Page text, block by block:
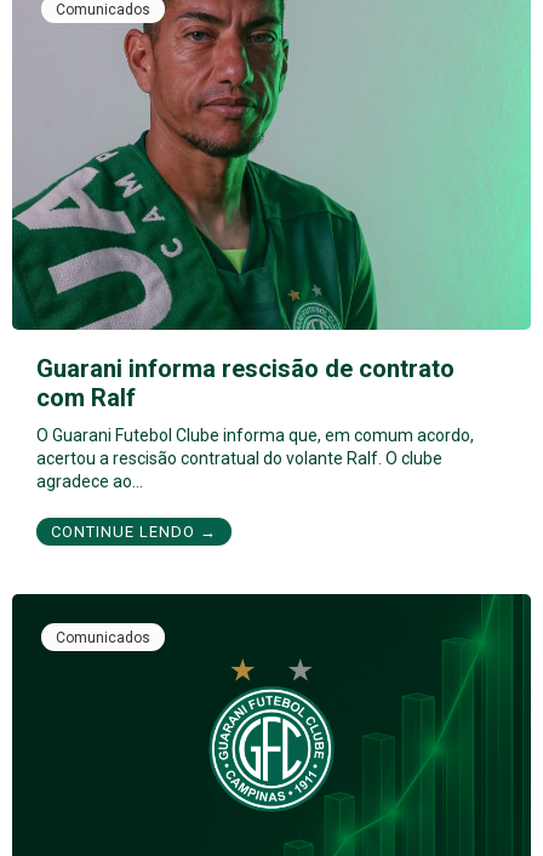
Comunicados
Guarani informa rescisão de contrato
com Ralf
O Guarani Futebol Clube informa que, em comum acordo,
acertou a rescisão contratual do volante Ralf. O clube
agradece ao…
CONTINUE LENDO →
Comunicados